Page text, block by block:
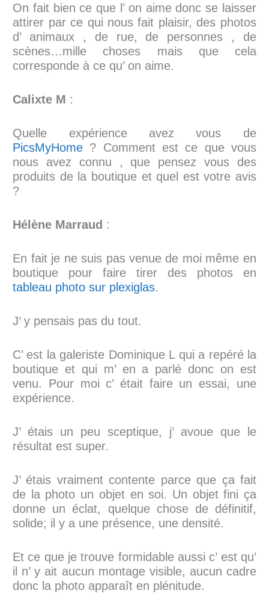
On fait bien ce que l’ on aime donc se laisser
attirer par ce qui nous fait plaisir, des photos
d’ animaux , de rue, de personnes , de
scènes…mille choses mais que cela
corresponde à ce qu’ on aime.
Calixte M :
Quelle expérience avez vous de
PicsMyHome ? Comment est ce que vous
nous avez connu , que pensez vous des
produits de la boutique et quel est votre avis
?
Hélène Marraud :
En fait je ne suis pas venue de moi même en
boutique pour faire tirer des photos en
tableau photo sur plexiglas.
J’ y pensais pas du tout.
C’ est la galeriste Dominique L qui a repéré la
boutique et qui m’ en a parlé donc on est
venu. Pour moi c’ était faire un essai, une
expérience.
J’ étais un peu sceptique, j’ avoue que le
résultat est super.
J’ étais vraiment contente parce que ça fait
de la photo un objet en soi. Un objet fini ça
donne un éclat, quelque chose de définitif,
solide; il y a une présence, une densité.
Et ce que je trouve formidable aussi c’ est qu’
il n’ y ait aucun montage visible, aucun cadre
donc la photo apparaît en plénitude.